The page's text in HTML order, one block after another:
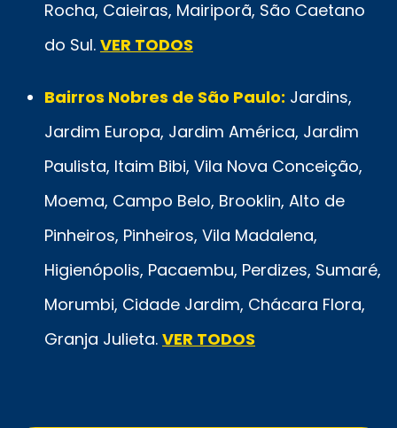
Rocha, Caieiras, Mairiporã, São Caetano
do Sul. VER TODOS
Bairros Nobres de São Paulo: Jardins,
Jardim Europa, Jardim América, Jardim
Paulista, Itaim Bibi, Vila Nova Conceição,
Moema, Campo Belo, Brooklin, Alto de
Pinheiros, Pinheiros, Vila Madalena,
Higienópolis, Pacaembu, Perdizes, Sumaré,
Morumbi, Cidade Jardim, Chácara Flora,
Granja Julieta. VER TODOS